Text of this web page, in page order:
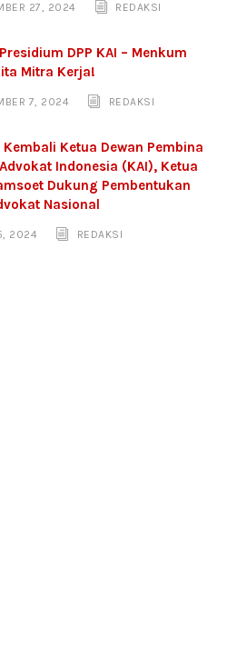
27, 2024 REDAKSI
DPP KAI – Menkum
Mitra Kerja!
7, 2024 REDAKSI
Ketua Dewan Pembina
Indonesia (KAI), Ketua
Dukung Pembentukan
Nasional
2024 REDAKSI